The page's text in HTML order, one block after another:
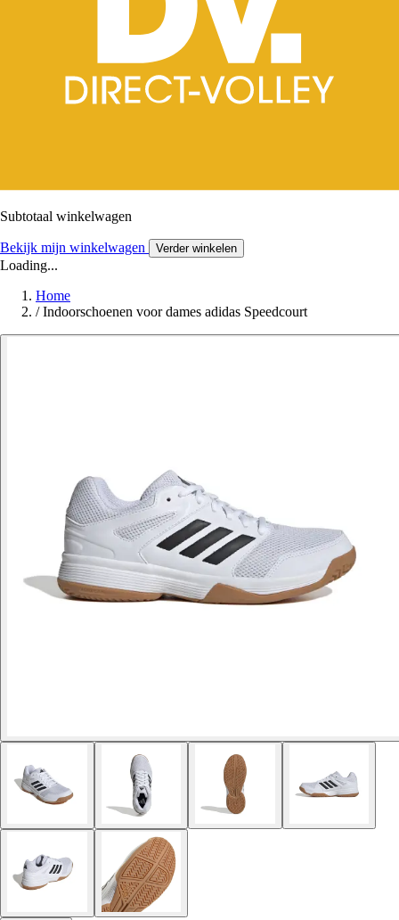
Subtotaal winkelwagen
Bekijk mijn winkelwagen Verder winkelen
Loading...
Home
/ Indoorschoenen voor dames adidas Speedcourt